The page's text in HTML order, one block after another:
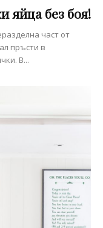
яйца без боя!
част от
пръсти в
В...